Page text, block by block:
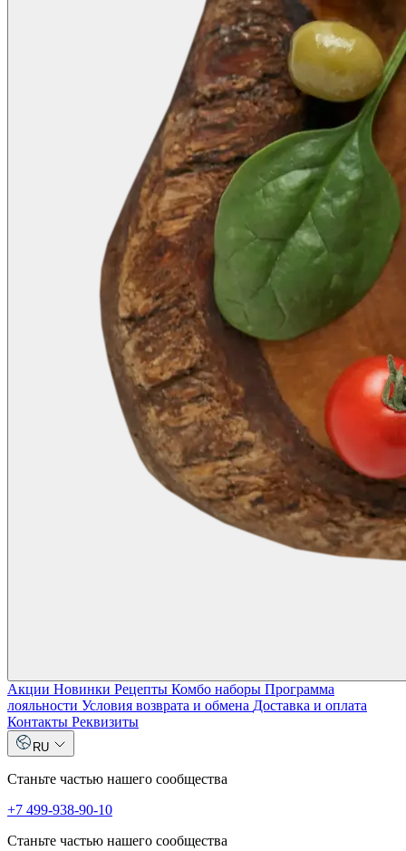
Акции Новинки Рецепты Комбо наборы Программа
лояльности Условия возврата и обмена Доставка и оплата
Контакты Реквизиты
RU
Станьте частью нашего сообщества
+7 499-938-90-10
Станьте частью нашего сообщества